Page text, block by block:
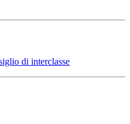
di interclasse